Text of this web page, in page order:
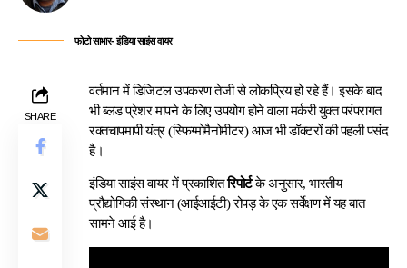
फोटो साभार- इंडिया साइंस वायर
SHARE
वर्तमान में डिजिटल उपकरण तेजी से लोकप्रिय हो रहे हैं। इसके बाद
भी ब्लड प्रेशर मापने के लिए उपयोग होने वाला मर्करी युक्त परंपरागत
रक्तचापमापी यंत्र (स्फिग्मोमैनोमीटर) आज भी डॉक्टरों की पहली पसंद
है।
इंडिया साइंस वायर में प्रकाशितरिपोर्टके अनुसार, भारतीय
प्रौद्योगिकी संस्थान (आईआईटी) रोपड़ के एक सर्वेक्षण में यह बात
सामने आई है।